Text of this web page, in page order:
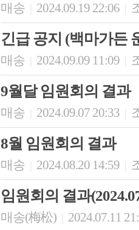
매송 2024.09.19 22:06
긴급 공지 (백마가든
매송 2024.09.09 11:09
9월달 임원회의 결과
매송 2024.09.07 20:33
8월 임원회의 결과
매송 2024.08.20 14:59
임원회의 결과
매송(梅松) 2024.07.11